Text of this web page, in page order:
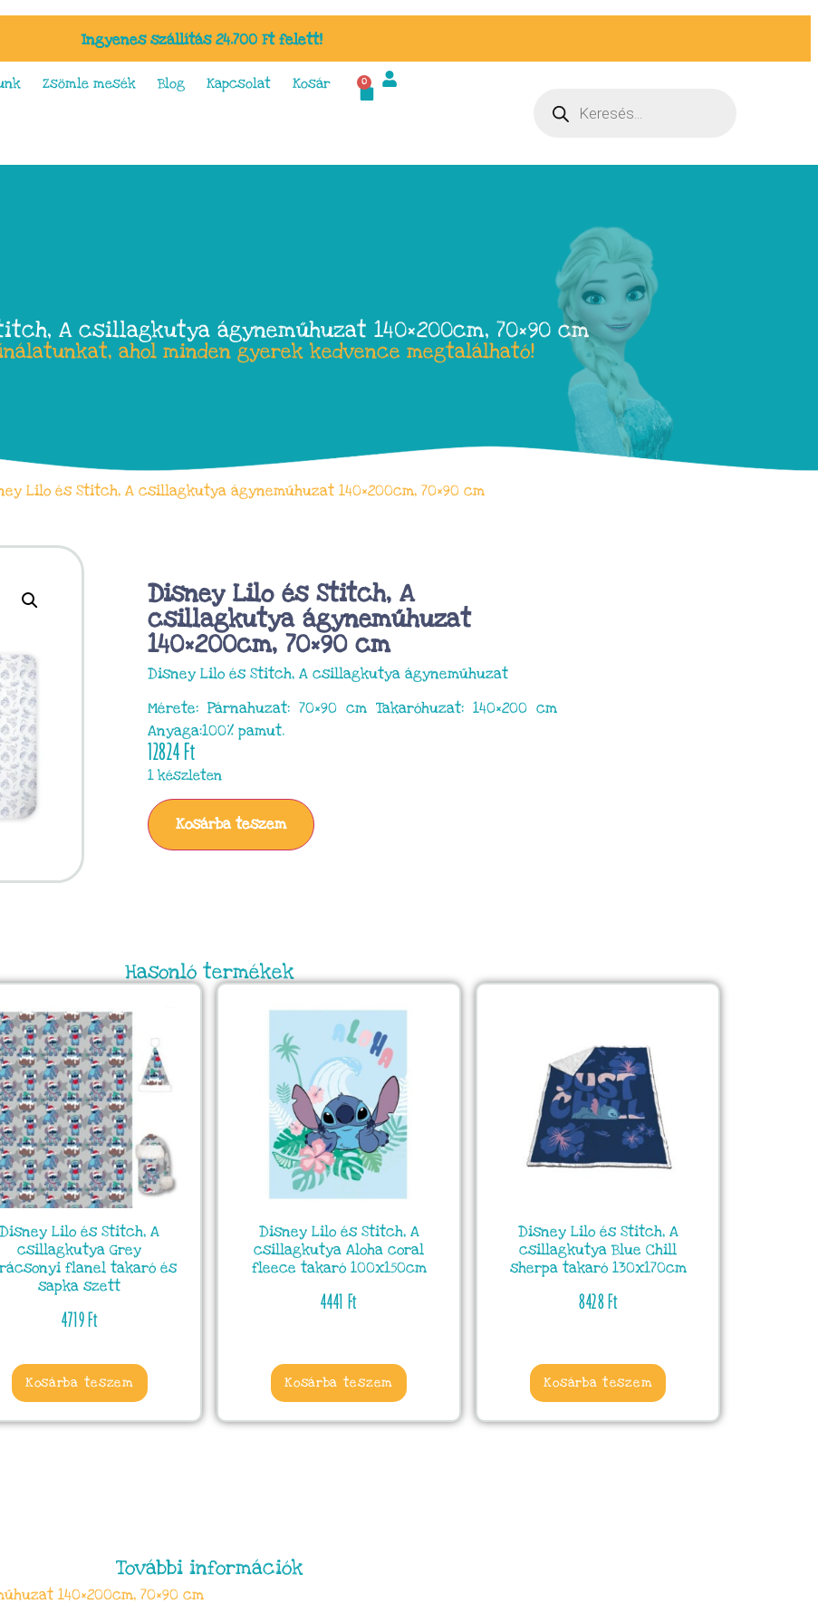
Ingyenes szállítás 24.700 Ft felett!
Zsömle mesék Blog Kapcsolat Kosár 0
A csillagkutya ágyneműhuzat 140×200cm, 70×90 cm
ahol minden gyerek kedvence megtalálható!
Lilo és Stitch, A csillagkutya ágyneműhuzat 140×200cm, 70×90 cm
Disney Lilo és Stitch, A
csillagkutya ágyneműhuzat
140×200cm, 70×90 cm
Disney Lilo és Stitch, A csillagkutya ágyneműhuzat
Mérete: Párnahuzat: 70×90 cm Takaróhuzat: 140×200 cm
Anyaga:100% pamut.
12824Ft
1 készleten
Kosárba teszem
Hasonló termékek
Disney Lilo és Stitch, A
csillagkutya Grey
flanel takaró és
sapka szett
4719Ft
Kosárba teszem
Disney Lilo és Stitch, A
csillagkutya Aloha coral
fleece takaró 100x150cm
4441 Ft
Kosárba teszem
Disney Lilo és Stitch, A
csillagkutya Blue Chill
sherpa takaró 130x170cm
8428Ft
Kosárba teszem
További információk
140×200cm, 70×90 cm